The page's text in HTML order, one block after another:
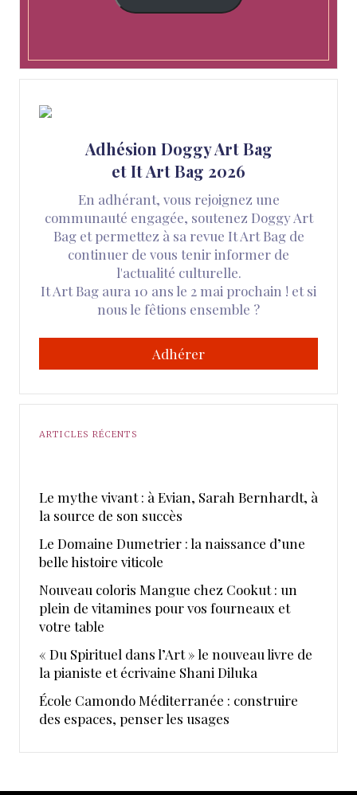
Adhésion Doggy Art Bag
et It Art Bag 2026
En adhérant, vous rejoignez une
communauté engagée, soutenez Doggy Art
Bag et permettez à sa revue It Art Bag de
continuer de vous tenir informer de
l'actualité culturelle.
It Art Bag aura 10 ans le 2 mai prochain ! et si
nous le fêtions ensemble ?
Adhérer
ARTICLES RÉCENTS
Le mythe vivant : à Evian, Sarah Bernhardt, à
la source de son succès
Le Domaine Dumetrier : la naissance d’une
belle histoire viticole
Nouveau coloris Mangue chez Cookut : un
plein de vitamines pour vos fourneaux et
votre table
« Du Spirituel dans l’Art » le nouveau livre de
la pianiste et écrivaine Shani Diluka
École Camondo Méditerranée : construire
des espaces, penser les usages